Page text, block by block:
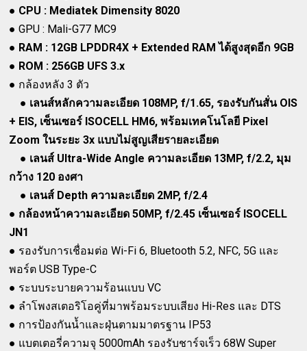
● CPU : Mediatek Dimensity 8020
● GPU : Mali-G77 MC9
● RAM : 12GB LPDDR4X + Extended RAM ได้สูงสุดอีก 9GB
● ROM : 256GB UFS 3.x
● กล้องหลัง 3 ตัว
● เลนส์หลักความละเอียด 108MP, f/1.65, รองรับกันสั่น OIS
+ EIS, เซ็นเซอร์ ISOCELL HM6, พร้อมเทคโนโลยี Pixel
Zoom ในระยะ 3x แบบไม่สูญเสียรายละเอียด
● เลนส์ Ultra-Wide Angle ความละเอียด 13MP, f/2.2, มุม
กว้าง 120 องศา
● เลนส์ Depth ความละเอียด 2MP, f/2.4
● กล้องหน้าความละเอียด 50MP, f/2.45 เซ็นเซอร์ ISOCELL
JN1
● รองรับการเชื่อมต่อ Wi-Fi 6, Bluetooth 5.2, NFC, 5G และ
พอร์ต USB Type-C
● ระบบระบายความร้อนแบบ VC
● ลำโพงสเตอริโอคู่ที่มาพร้อมระบบเสียง Hi-Res และ DTS
● การป้องกันน้ำและฝุ่นตามมาตรฐาน IP53
● แบตเตอรี่ความจุ 5000mAh รองรับชาร์จเร็ว 68W Super